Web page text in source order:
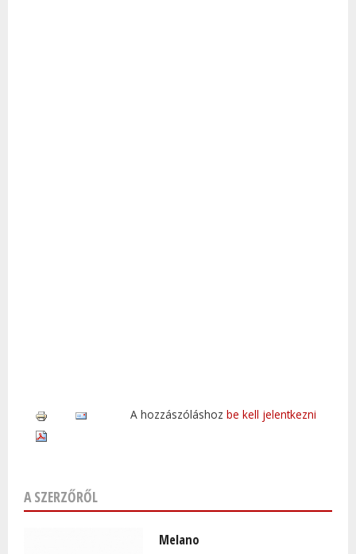
A hozzászóláshoz be kell jelentkezni
A SZERZŐRŐL
Melano